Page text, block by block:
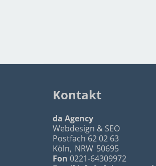
Kontakt
da Agency
Webdesign & SEO
Postfach 62 02 63
Köln, NRW 50695
Fon 0221-64309972